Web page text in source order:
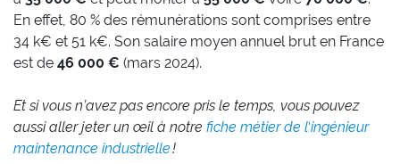
En effet, 80 % des rémunérations sont comprises entre
34 k€ et 51 k€. Son salaire moyen annuel brut en France
est de 46 000 € (mars 2024).
Et si vous n’avez pas encore pris le temps, vous pouvez
aussi aller jeter un œil à notre fiche métier de l‘ingénieur
maintenance industrielle!